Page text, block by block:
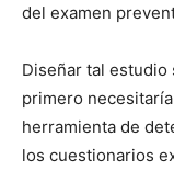
del examen
Diseñar tal
primero
herramienta de
los cuestionarios